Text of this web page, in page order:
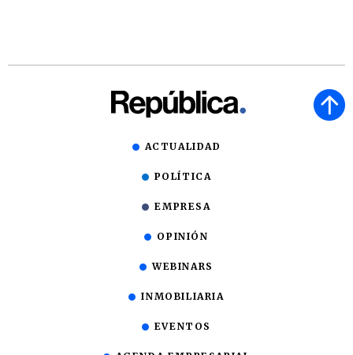
ACTUALIDAD
POLÍTICA
EMPRESA
OPINIÓN
WEBINARS
INMOBILIARIA
EVENTOS